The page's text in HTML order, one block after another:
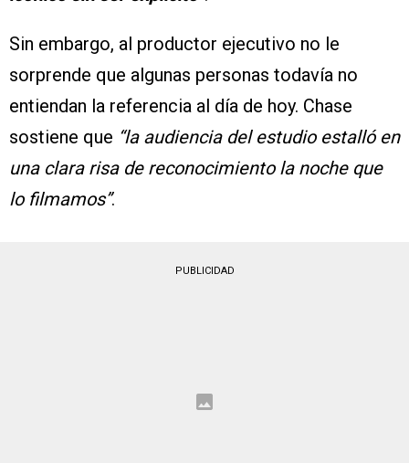
Sin embargo, al productor ejecutivo no le
sorprende que algunas personas todavía no
entiendan la referencia al día de hoy. Chase
sostiene que “la audiencia del estudio estalló en
una clara risa de reconocimiento la noche que
lo filmamos”.
PUBLICIDAD